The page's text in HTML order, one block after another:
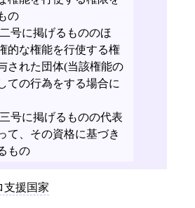
の
号に掲げるもののほ
的な権能を行使する権
された団体(当該権能の
ての行為をする場合に
号に掲げるものの代表
て、その資格に基づき
もの
支援国家